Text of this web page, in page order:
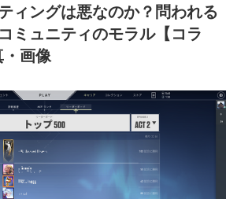
ィングは悪なのか？問われる
ミュニティのモラル【コラ
画像